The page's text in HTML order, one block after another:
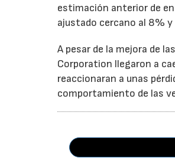
estimación anterior de
ajustado cercano al 8% y
A pesar de la mejora de
Corporation llegaron a
reaccionaran a unas
comportamiento de las